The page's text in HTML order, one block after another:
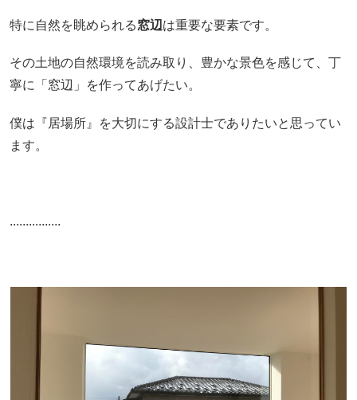
特に自然を眺められる窓辺は重要な要素です。
その土地の自然環境を読み取り、豊かな景色を感じて、丁
寧に「窓辺」を作ってあげたい。
僕は『居場所』を大切にする設計士でありたいと思ってい
ます。
................